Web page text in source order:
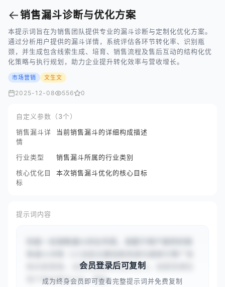
←销售漏斗诊断与优化方案
本提示词旨在为销售团队提供专业的漏斗诊断与定制化优化方案。
通过分析用户提供的漏斗详情，系统评估各环节转化率、识别瓶
颈，并生成包含线索生成、培育、销售流程及售后互动的结构化优
化策略与执行规划，助力企业提升转化效率与营收增长。
市场营销 文生文
2025-12-08 556 0
自定义参数（3个）
销售漏斗详
情
当前销售漏斗的详细构成描述
行业类型
销售漏斗所属的行业类别
核心优化目
标
本次销售漏斗优化的核心目标
提示词内容
和内容营销，访客到线索转化率为2%，线索到潜在
客户转化率为15%，潜在...
会员登录后可复制
成为终身会员即可查看完整提示词并免费复制